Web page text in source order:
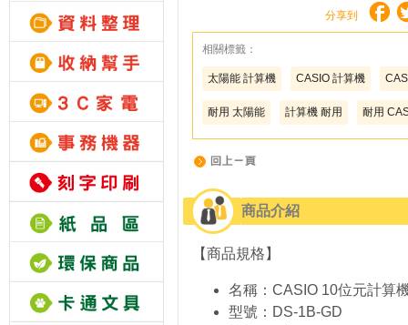
分享到
相關標籤：
太陽能 計算機 CASIO 計算機
耐用 太陽能 計算機 耐用 耐用
商品介紹
【商品規格】
名稱：CASIO 10位元計算
型號：DS-1B-GD